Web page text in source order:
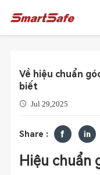
Về hiệu chuẩn
biết
Jul 29,2025
Share :
Hiệu chuẩn